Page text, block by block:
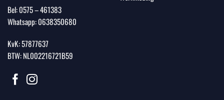
Bel:0575 – 461383
Whatsapp:0638350680
KvK: 57877637
BTW: NL002216721B59